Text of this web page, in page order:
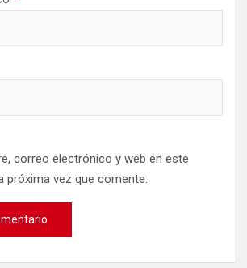
correo electrónico y web en este
próxima vez que comente.